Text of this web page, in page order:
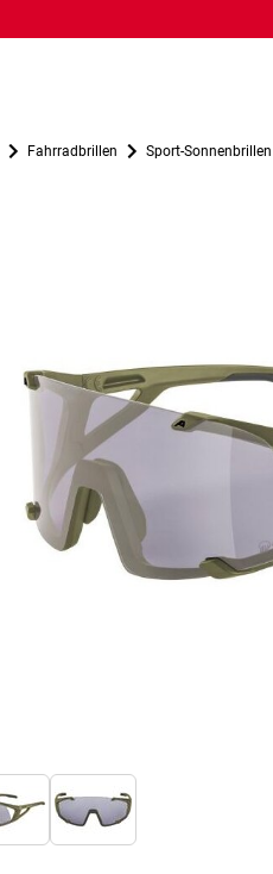
Fahrradbrillen Sport-Sonnenbrillen